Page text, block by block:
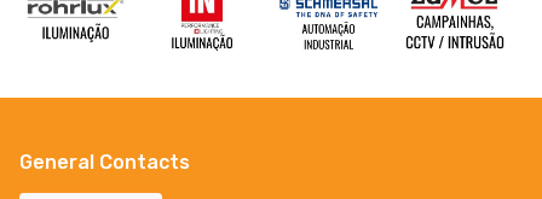
General Contacts